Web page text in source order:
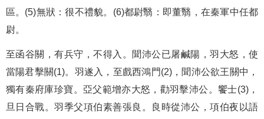
區。(5)無狀：很不禮貌。(6)都尉翳：即董翳，在秦軍中任都
尉。
至函谷關，有兵守，不得入。聞沛公已屠鹹陽，羽大怒，使
當陽君擊關(1)。羽遂入，至戲西鴻門(2)，聞沛公欲王關中，
獨有秦府庫珍寶。亞父範增亦大怒，勸羽擊沛公。饗士(3)，
旦日合戰。羽季父項伯素善張良。良時從沛公，項伯夜以語